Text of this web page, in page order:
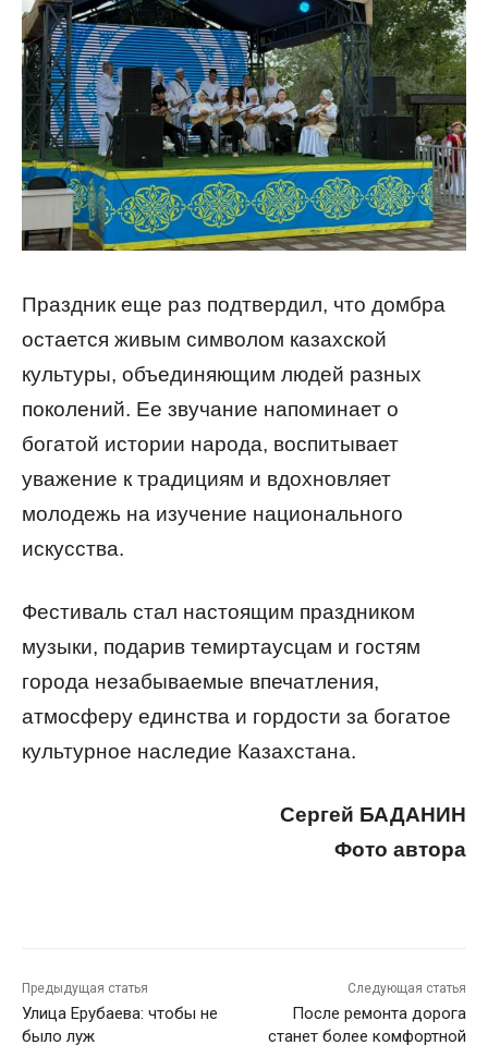
Праздник еще раз подтвердил, что домбра
остается живым символом казахской
культуры, объединяющим людей разных
поколений. Ее звучание напоминает о
богатой истории народа, воспитывает
уважение к традициям и вдохновляет
молодежь на изучение национального
искусства.
Фестиваль стал настоящим праздником
музыки, подарив темиртаусцам и гостям
города незабываемые впечатления,
атмосферу единства и гордости за богатое
культурное наследие Казахстана.
Сергей БАДАНИН
Фото автора
Предыдущая статья
Улица Ерубаева: чтобы не
было луж
Следующая статья
После ремонта дорога
станет более комфортной